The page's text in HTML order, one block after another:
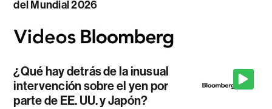
del Mundial 2026
¿Qué hay detrás de la inusual
intervención sobre el yen por
parte de EE. UU. y Japón?